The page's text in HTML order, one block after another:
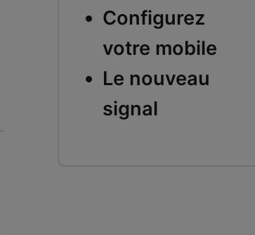
Configurez
votre mobile
Le nouveau
signal